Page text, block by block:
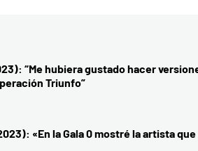
“Me hubiera gustado hacer
Triunfo”
«En la Gala 0 mostré la artista que